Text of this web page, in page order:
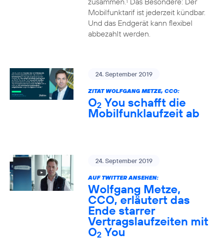
Mobilfunktarif ist jederzeit kündbar.
Und das Endgerät kann flexibel
abbezahlt werden.
24. September 2019
ZITAT WOLFGANG METZE, CCO:
O2 You schafft die
Mobilfunklaufzeit ab
24. September 2019
AUF TWITTER ANSEHEN:
Wolfgang Metze,
CCO, erläutert das
Ende starrer
Vertragslaufzeiten mit
O2 You